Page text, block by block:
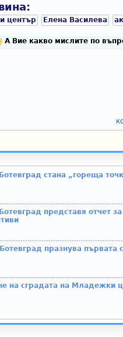
център Елена Василева
А Вие какво мислите по
стана „гореща
представя отчет
празнува първата
на сградата на Младежки